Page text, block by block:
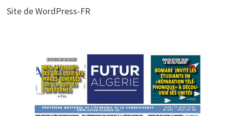
Site de WordPress-FR